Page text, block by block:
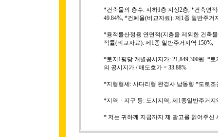
*건축물의 층수: 지하1층 지상2층, *건축면
49.84%, *건폐율(비교자료): 제1종 일반주거
*용적률산정용 연면적(지층을 제외한 건축
적률(비교자료): 제1종 일반주거지역 150%,
*토지1평당 개별공시지가: 21,849,300원. *
의 공시지가 / 매도호가 = 33.88%
*지형형세: 사다리형 완경사 남동향 *도로조
*지역ㆍ지구 등: 도시지역, 제1종일반주거지
* 저는 귀하께 지금까지 제 광고를 읽어주신